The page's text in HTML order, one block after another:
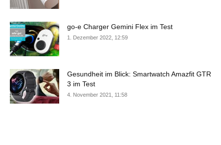
go-e Charger Gemini Flex im Test
1. Dezember 2022, 12:59
Gesundheit im Blick: Smartwatch Amazfit GTR
3 im Test
4. November 2021, 11:58